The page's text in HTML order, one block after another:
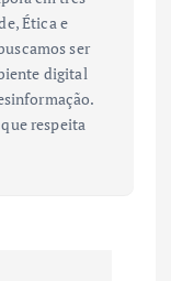
Ética e
ser
digital
respeita